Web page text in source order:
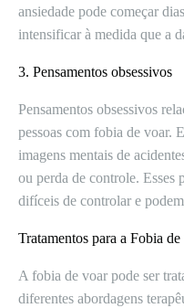
ansiedade pode começar
intensificar à medida que a
3. Pensamentos obsessivos
Pensamentos obsessivos
pessoas com fobia de voar.
imagens mentais de
ou perda de controle. Esses
difíceis de controlar e
Tratamentos para a Fobia
A fobia de voar pode ser
diferentes abordagens